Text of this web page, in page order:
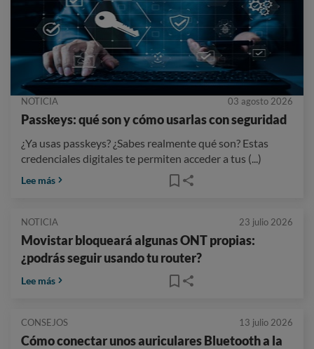
NOTICIA 03 agosto 2026
Passkeys: qué son y cómo usarlas con seguridad
¿Ya usas passkeys? ¿Sabes realmente qué son? Estas
credenciales digitales te permiten acceder a tus (...)
Lee más
NOTICIA 23 julio 2026
Movistar bloqueará algunas ONT propias:
¿podrás seguir usando tu router?
Lee más
CONSEJOS 13 julio 2026
Cómo conectar unos auriculares Bluetooth a la